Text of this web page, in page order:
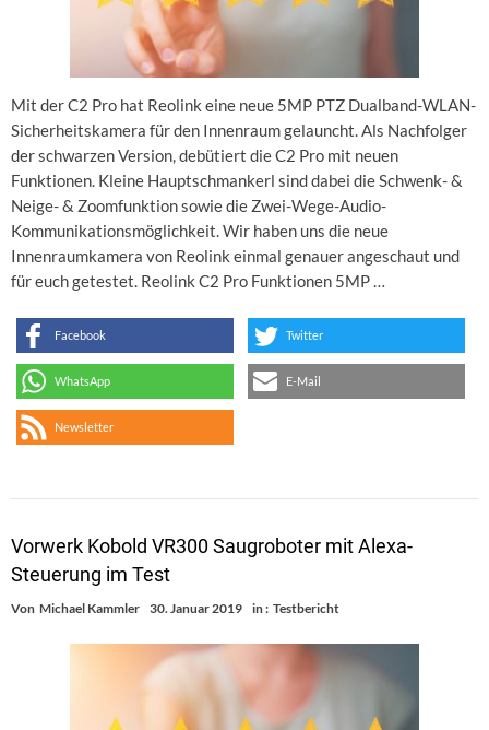
Mit der C2 Pro hat Reolink eine neue 5MP PTZ Dualband-WLAN-
Sicherheitskamera für den Innenraum gelauncht. Als Nachfolger
der schwarzen Version, debütiert die C2 Pro mit neuen
Funktionen. Kleine Hauptschmankerl sind dabei die Schwenk- &
Neige- & Zoomfunktion sowie die Zwei-Wege-Audio-
Kommunikationsmöglichkeit. Wir haben uns die neue
Innenraumkamera von Reolink einmal genauer angeschaut und
für euch getestet. Reolink C2 Pro Funktionen 5MP …
Facebook Twitter
WhatsApp E-Mail
Newsletter
Vorwerk Kobold VR300 Saugroboter mit Alexa-
Steuerung im Test
Von Michael Kammler 30. Januar 2019 in : Testbericht